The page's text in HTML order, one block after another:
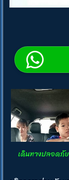
เดินทางปลอดภัย